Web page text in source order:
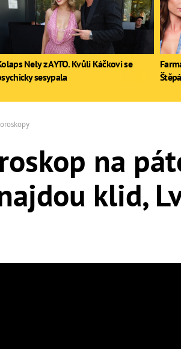
na
klid,
Nely z AYTO. Kvůli Káčkovi se
sesypala